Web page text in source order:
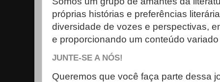
próprias histórias e preferências
diversidade de vozes e perspectivas,
e proporcionando um conteúdo
JUNTE-SE A NÓS!
Queremos que você faça parte dessa